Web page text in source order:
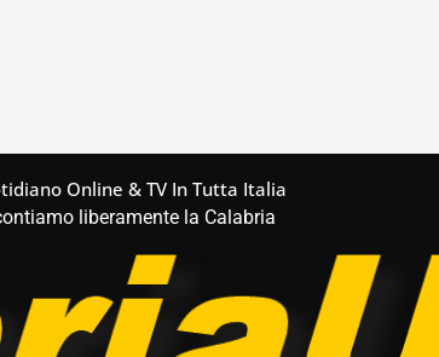
Online & TV In Tutta Italia
liberamente la Calabria